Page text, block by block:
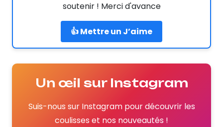
soutenir ! Merci d'avance
👍 Mettre un J’aime
Un œil sur Instagram
Suis-nous sur Instagram pour découvrir les
coulisses et nos nouveautés !